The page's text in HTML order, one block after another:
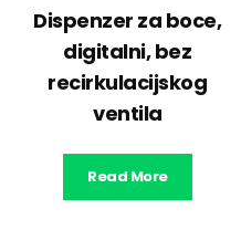
Dispenzer za boce,
digitalni, bez
recirkulacijskog
ventila
Read More